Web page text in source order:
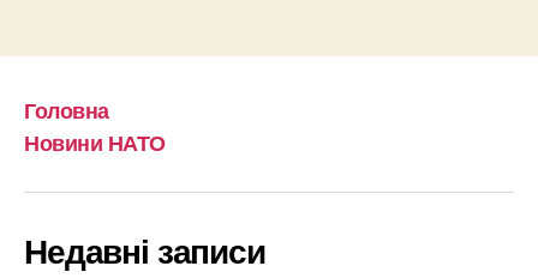
Головна
Новини НАТО
Недавні записи